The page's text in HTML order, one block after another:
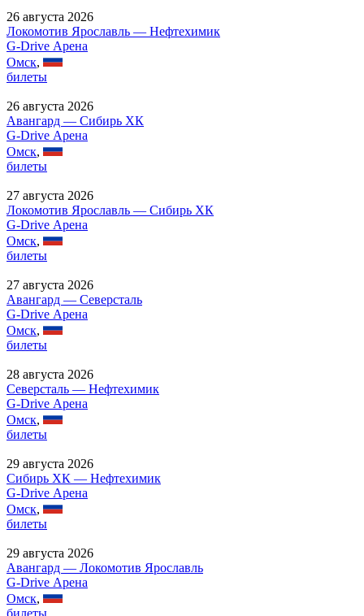
26 августа 2026
Локомотив Ярославль — Нефтехимик
G-Drive Арена
Омск,
билеты
26 августа 2026
Авангард — Сибирь ХК
G-Drive Арена
Омск,
билеты
27 августа 2026
Локомотив Ярославль — Сибирь ХК
G-Drive Арена
Омск,
билеты
27 августа 2026
Авангард — Северсталь
G-Drive Арена
Омск,
билеты
28 августа 2026
Северсталь — Нефтехимик
G-Drive Арена
Омск,
билеты
29 августа 2026
Сибирь ХК — Нефтехимик
G-Drive Арена
Омск,
билеты
29 августа 2026
Авангард — Локомотив Ярославль
G-Drive Арена
Омск,
билеты